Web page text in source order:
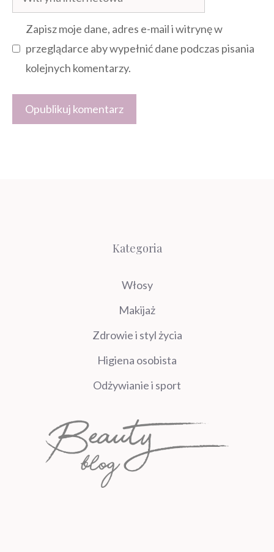
internetowa
Zapisz moje dane, adres e-mail i witrynę w
przeglądarce aby wypełnić dane podczas pisania
kolejnych komentarzy.
Kategoria
Włosy
Makijaż
Zdrowie i styl życia
Higiena osobista
Odżywianie i sport